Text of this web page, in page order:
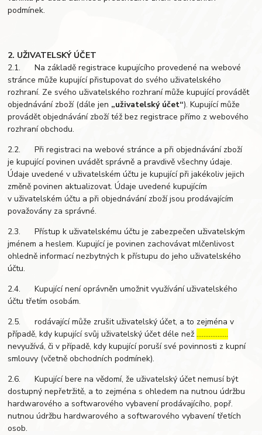
podmínek.
2. UŽIVATELSKÝ ÚČET
2.1. Na základě registrace kupujícího provedené na webové
stránce může kupující přistupovat do svého uživatelského
rozhraní. Ze svého uživatelského rozhraní může kupující provádět
objednávání zboží (dále jen „uživatelský účet“). Kupující může
provádět objednávání zboží též bez registrace přímo z webového
rozhraní obchodu.
2.2. Při registraci na webové stránce a při objednávání zboží
je kupující povinen uvádět správně a pravdivě všechny údaje.
Údaje uvedené v uživatelském účtu je kupující při jakékoliv jejich
změně povinen aktualizovat. Údaje uvedené kupujícím
v uživatelském účtu a při objednávání zboží jsou prodávajícím
považovány za správné.
2.3. Přístup k uživatelskému účtu je zabezpečen uživatelským
jménem a heslem. Kupující je povinen zachovávat mlčenlivost
ohledně informací nezbytných k přístupu do jeho uživatelského
účtu.
2.4. Kupující není oprávněn umožnit využívání uživatelského
účtu třetím osobám.
2.5. rodávající může zrušit uživatelský účet, a to zejména v
případě, kdy kupující svůj uživatelský účet déle než………………
nevyužívá, či v případě, kdy kupující poruší své povinnosti z kupní
smlouvy (včetně obchodních podmínek).
2.6. Kupující bere na vědomí, že uživatelský účet nemusí být
dostupný nepřetržitě, a to zejména s ohledem na nutnou údržbu
hardwarového a softwarového vybavení prodávajícího, popř.
nutnou údržbu hardwarového a softwarového vybavení třetích
osob.